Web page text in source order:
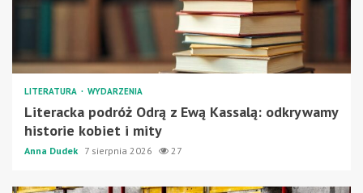
LITERATURA WYDARZENIA
Literacka podróż Odrą z Ewą Kassalą: odkrywamy
historie kobiet i mity
Anna Dudek 7 sierpnia 2026 27